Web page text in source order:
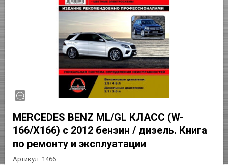
MERCEDES BENZ ML/GL КЛАСС (W-
166/X166) с 2012 бензин / дизель. Книга
по ремонту и эксплуатации
Артикул: 1466